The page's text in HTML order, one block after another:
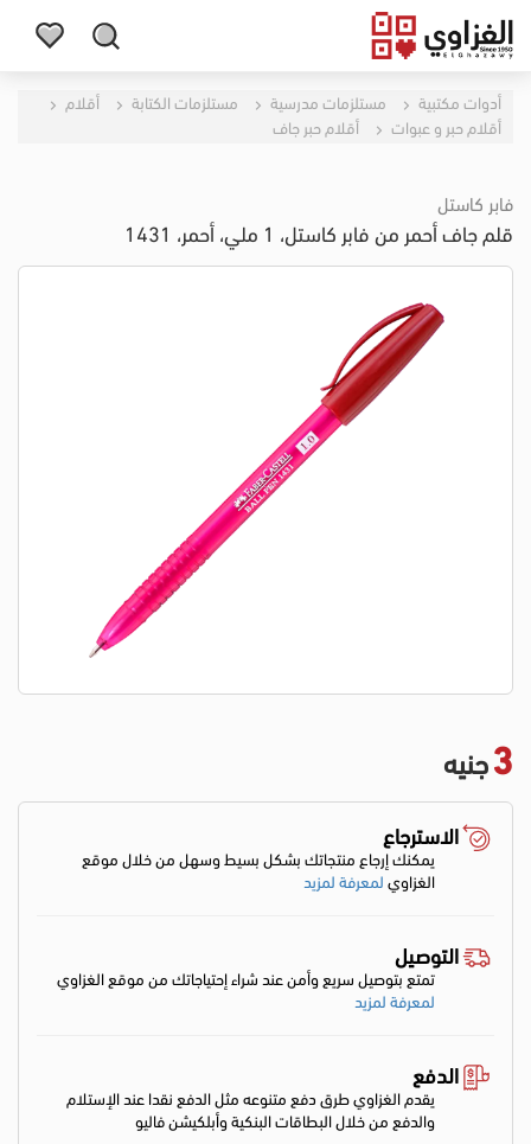
أدوات مكتبية مستلزمات مدرسية مستلزمات الكتابة
أقلام
أقلام حبر و عبوات
أقلام حبر جاف
فابر كاستل
قلم جاف أحمر من فابر كاستل، 1 ملي، أحمر، 1431
3جنيه
الاسترجاع
يمكنك إرجاع منتجاتك بشكل بسيط وسهل من خلال موقع
الغزاويلمعرفة لمزيد
التوصيل
تمتع بتوصيل سريع وأمن عند شراء إحتياجاتك من موقع الغزاوي
لمعرفة لمزيد
الدفع
يقدم الغزاوي طرق دفع متنوعه مثل الدفع نقدا عند الإستلام
والدفع من خلال البطاقات البنكية وأبلكيشن فاليو